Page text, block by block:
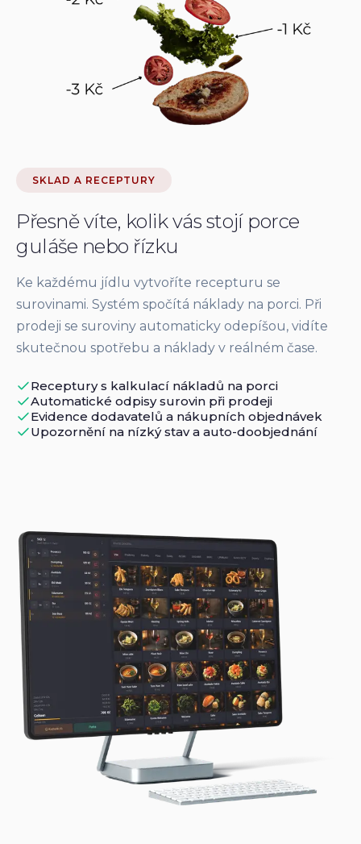
SKLAD A RECEPTURY
Přesně víte, kolik vás stojí porce
guláše nebo řízku
Ke každému jídlu vytvoříte recepturu se
surovinami. Systém spočítá náklady na porci. Při
prodeji se suroviny automaticky odepíšou, vidíte
skutečnou spotřebu a náklady v reálném čase.
Receptury s kalkulací nákladů na porci
Automatické odpisy surovin při prodeji
Evidence dodavatelů a nákupních objednávek
Upozornění na nízký stav a auto-doobjednání